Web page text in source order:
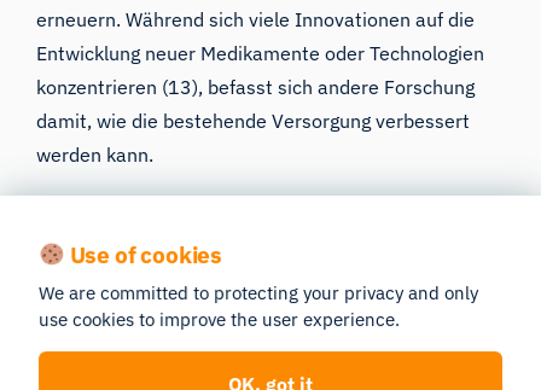
erneuern. Während sich viele Innovationen auf die
Entwicklung neuer Medikamente oder Technologien
konzentrieren (13), befasst sich andere Forschung
damit,wie die bestehende Versorgung verbessert
werden kann.
dazu beitragen kann, die Leistung und Genauigkeit
Beurteilung von Vitalparametern im klinischen
dieser Erkenntnisse zur Gestaltung künftiger
Use of cookies
We are committed to protecting your privacy and only
use cookies to improve the user experience.
OK, got it